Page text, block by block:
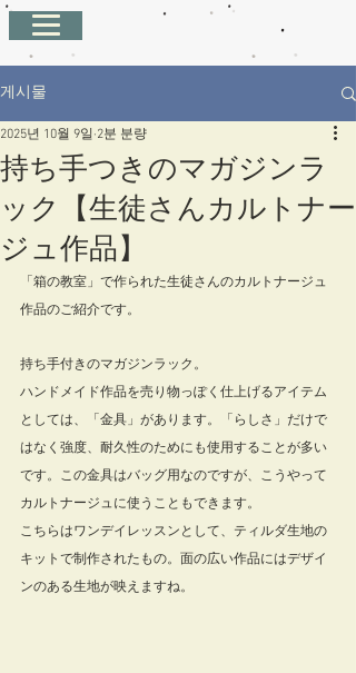
게시물
持ち手つきのマガジンラ
ック【生徒さんカルトナー
ジュ作品】
2025년 10월 9일 2분 분량
「箱の教室」で作られた生徒さんのカルトナージュ
作品のご紹介です。
持ち手付きのマガジンラック。
ハンドメイド作品を売り物っぽく仕上げるアイテム
としては、「金具」があります。「らしさ」だけで
はなく強度、耐久性のためにも使用することが多い
です。この金具はバッグ用なのですが、こうやって
カルトナージュに使うこともできます。
こちらはワンデイレッスンとして、ティルダ生地の
キットで制作されたもの。面の広い作品にはデザイ
ンのある生地が映えますね。